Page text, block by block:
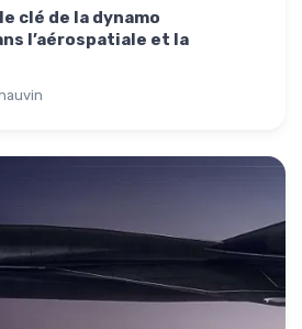
clé de la dynamo
l’aérospatiale et la